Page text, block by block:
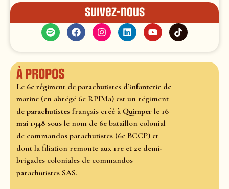
Suivez-nous
À propos
Le 6e régiment de parachutistes d’infanterie de
marine (en abrégé 6e RPIMa) est un régiment
de parachutistes français créé à Quimper le 16
mai 1948 sous le nom de 6e bataillon colonial
de commandos parachutistes (6e BCCP) et
dont la filiation remonte aux 1re et 2e demi-
brigades coloniales de commandos
parachutistes SAS.